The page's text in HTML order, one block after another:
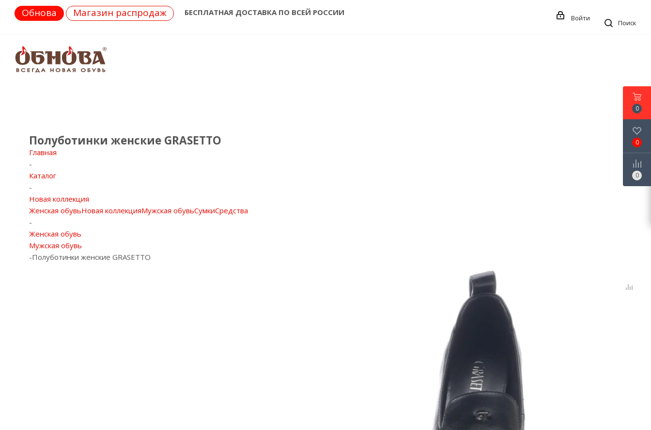
Обнова Магазин распродаж БЕСПЛАТНАЯ ДОСТАВКА ПО ВСЕЙ РОССИИ
Поиск
Войти
Полуботинки женские GRASETTO
Главная
-
Каталог
-
Новая коллекция
Женская обувьНовая коллекцияМужская обувьСумкиСредства
-
Женская обувь
Мужская обувь
-Полуботинки женские GRASETTO
0
0
0